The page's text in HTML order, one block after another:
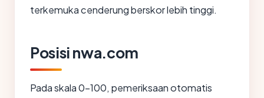
terkemuka cenderung berskor lebih tinggi.
Posisi nwa.com
Pada skala 0-100, pemeriksaan otomatis